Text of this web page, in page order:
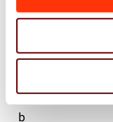
A
s
u
b